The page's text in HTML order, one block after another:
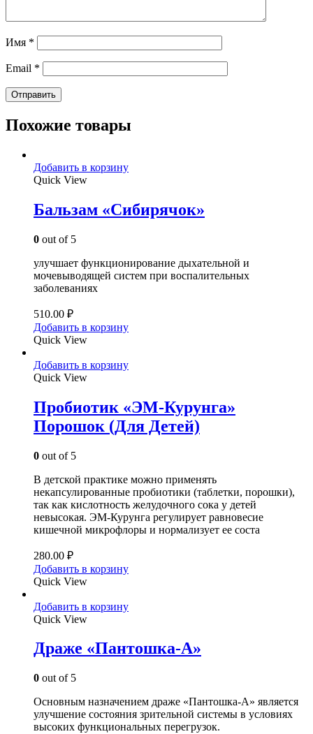
Имя *
Email *
Похожие товары
Добавить в корзину
Quick View
Бальзам «Сибирячок»
0 out of 5
улучшает функционирование дыхательной и
мочевыводящей систем при воспалительных
заболеваниях
510.00 ₽
Добавить в корзину
Quick View
Добавить в корзину
Quick View
Пробиотик «ЭМ-Курунга»
Порошок (Для Детей)
0 out of 5
В детской практике можно применять
некапсулированные пробиотики (таблетки, порошки),
так как кислотность желудочного сока у детей
невысокая. ЭМ-Курунга регулирует равновесие
кишечной микрофлоры и нормализует ее соста
280.00 ₽
Добавить в корзину
Quick View
Добавить в корзину
Quick View
Драже «Пантошка-A»
0 out of 5
Основным назначением драже «Пантошка­-А» является
улучшение состояния зрительной системы в условиях
высоких функциональных перегрузок.